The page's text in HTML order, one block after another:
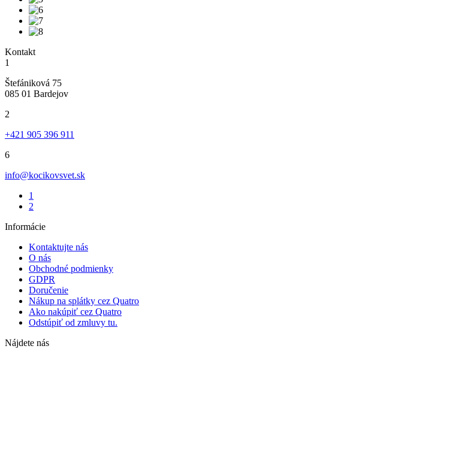
Kontakt
1
Štefániková 75
085 01 Bardejov
2
+421 905 396 911
6
info@kocikovsvet.sk
1
2
Informácie
Kontaktujte nás
O nás
Obchodné podmienky
GDPR
Doručenie
Nákup na splátky cez Quatro
Ako nakúpiť cez Quatro
Odstúpiť od zmluvy tu.
Nájdete nás